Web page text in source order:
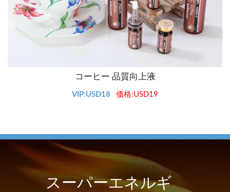
コーヒー 品質向上液
VIP:USD18 価格:USD19
スーパーエネルギ